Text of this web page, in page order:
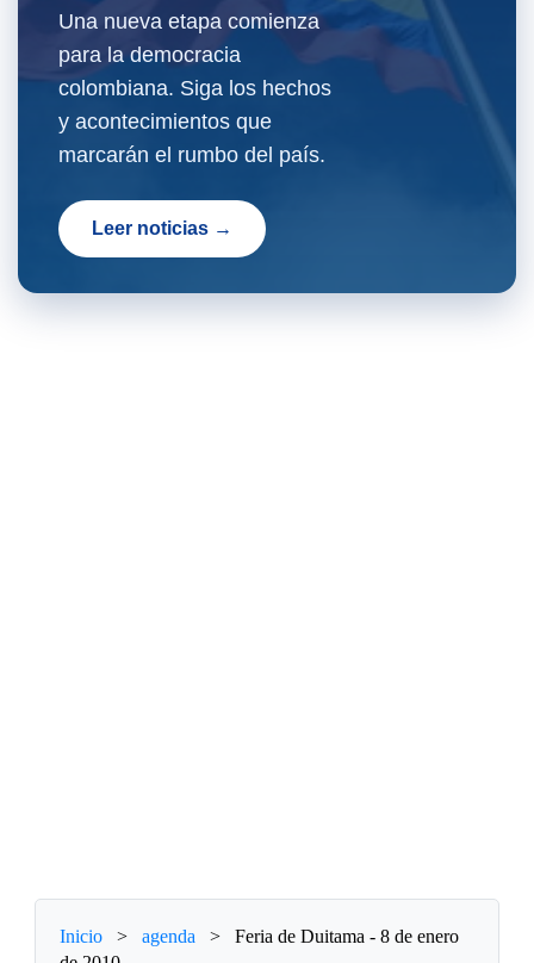
Una nueva etapa comienza
para la democracia
colombiana. Siga los hechos
y acontecimientos que
marcarán el rumbo del país.
Leer noticias →
Inicio > agenda >
Feria de Duitama - 8 de enero